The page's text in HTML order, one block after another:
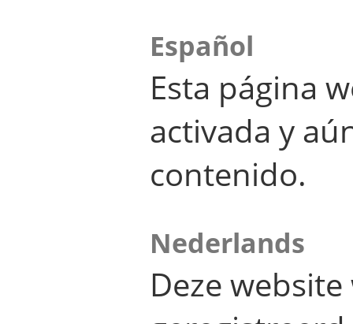
Español
Esta página
activada y
contenido.
Nederlands
Deze